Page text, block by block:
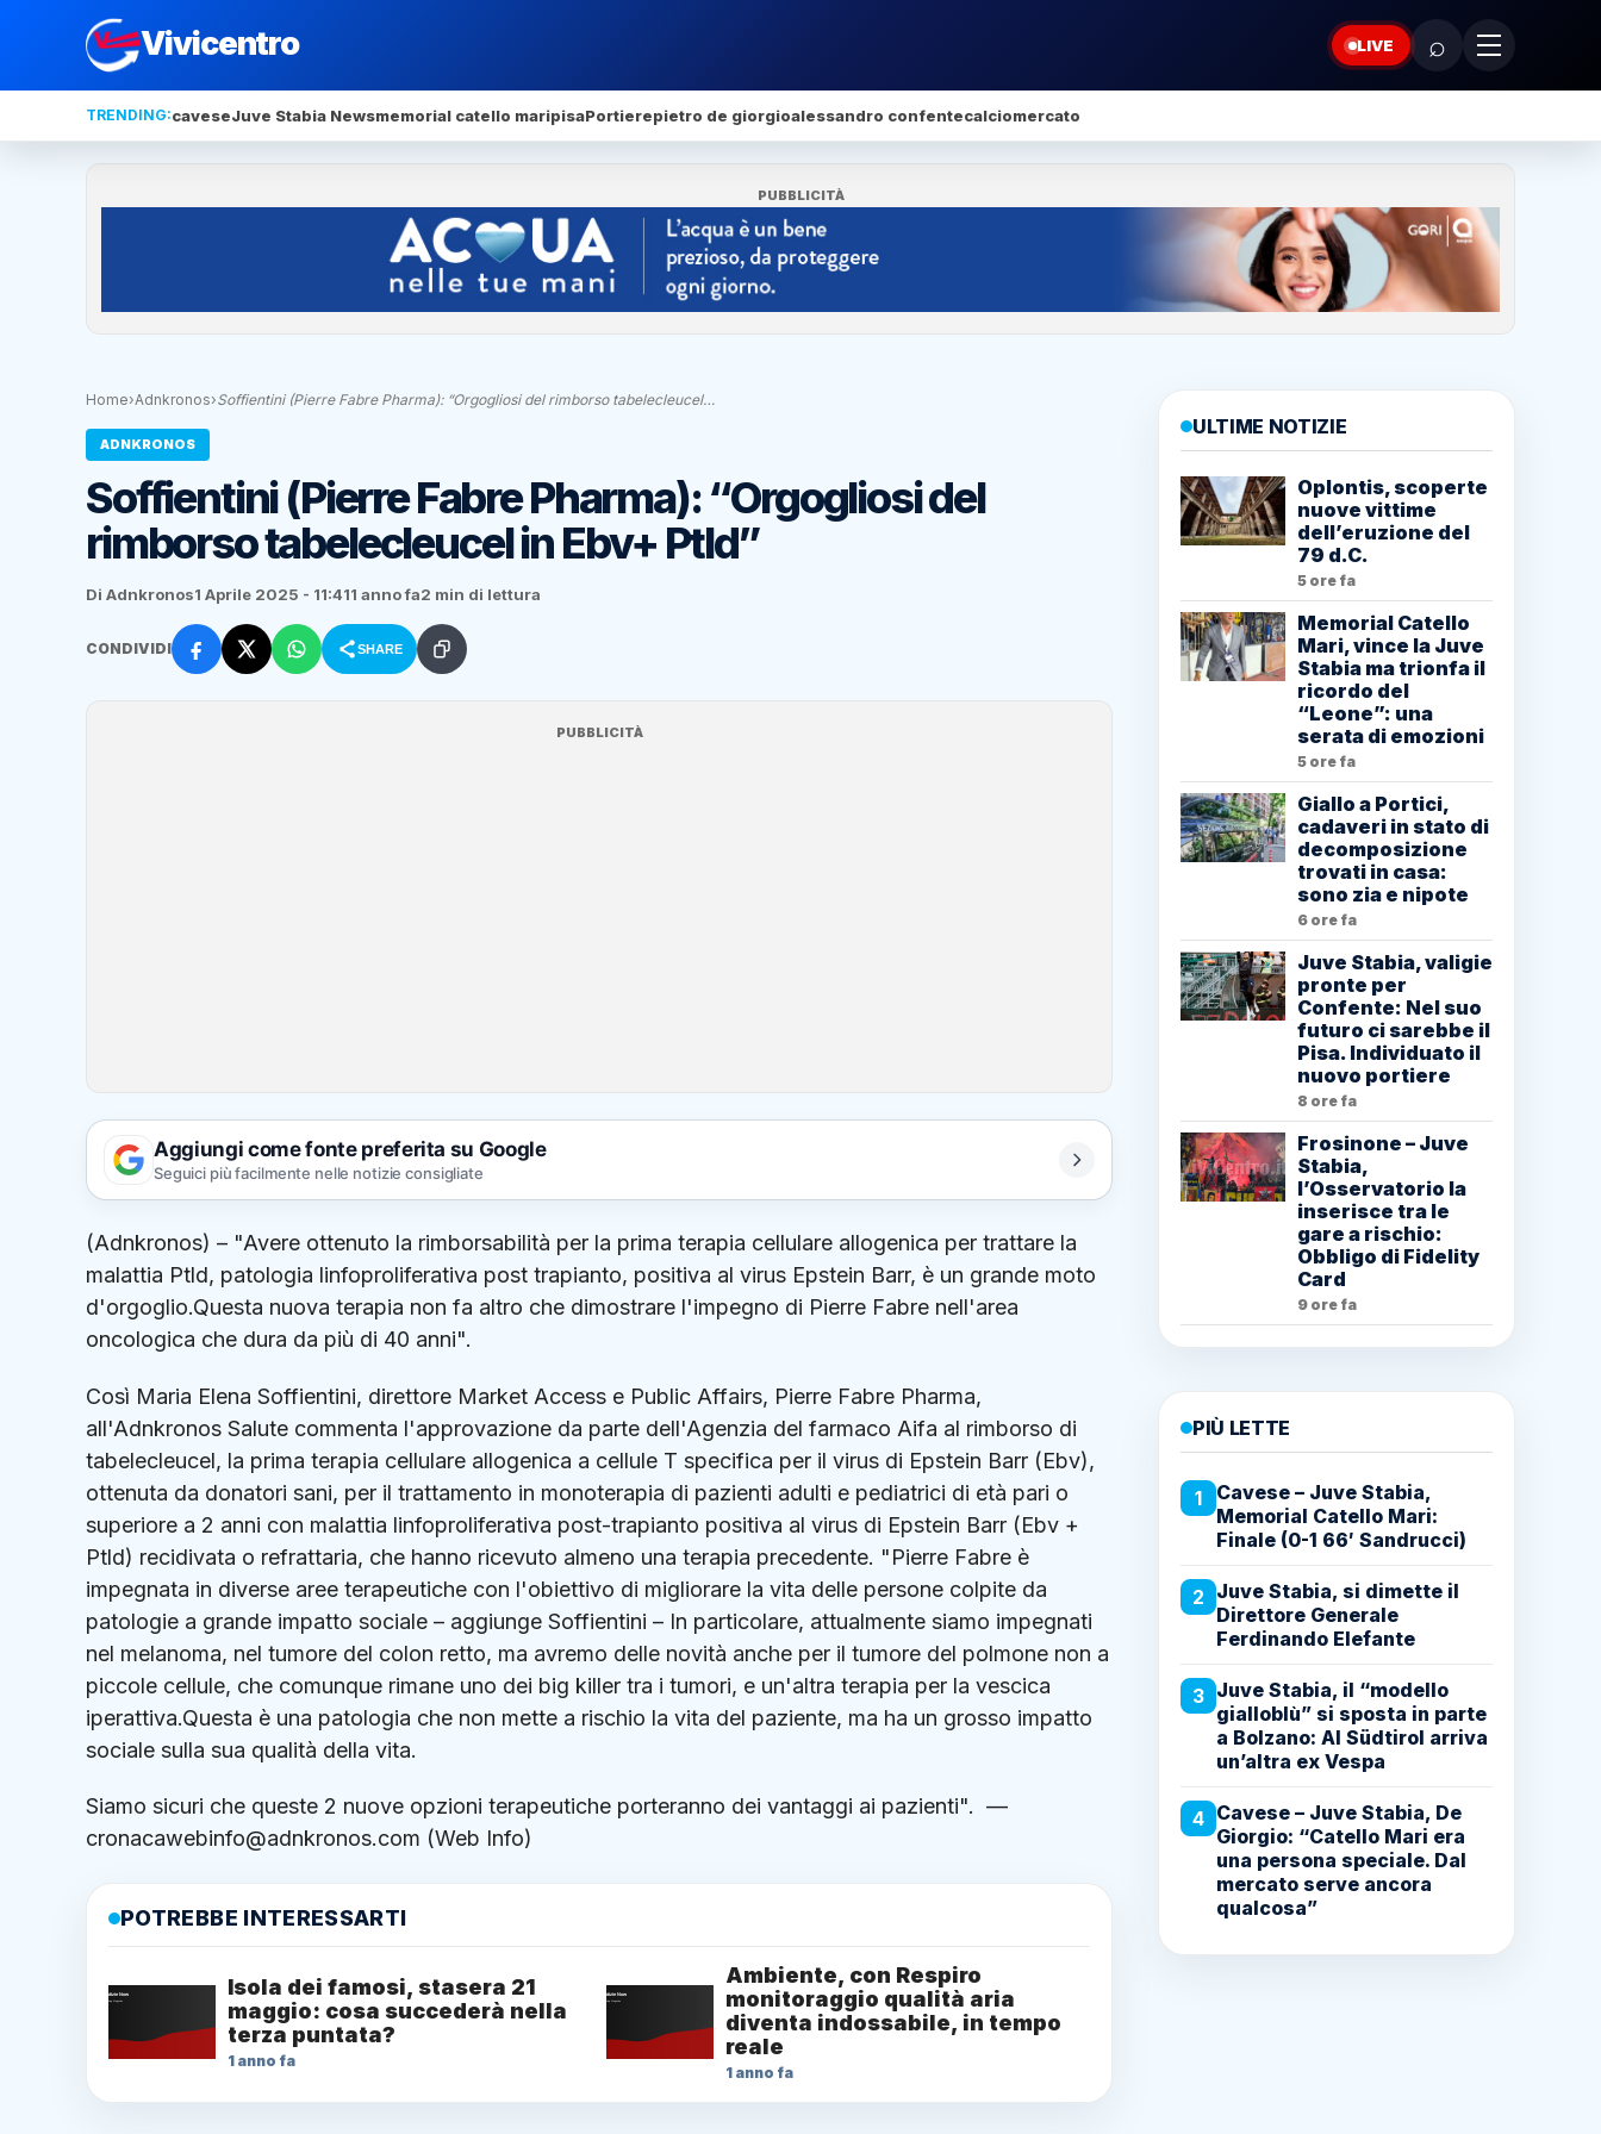
Vivicentro LIVE ⌕
TRENDING:caveseJuve Stabia Newsmemorial catello maripisaPortierepietro de giorgioalessandro confentecalciomercato
PUBBLICITÀ
Home›Adnkronos›Soffientini (Pierre Fabre Pharma): “Orgogliosi del rimborso tabelecleucel…
ADNKRONOS
Soffientini (Pierre Fabre Pharma): “Orgogliosi del
rimborso tabelecleucel in Ebv+ Ptld”
Di Adnkronos1 Aprile 2025 - 11:411 anno fa2 min di lettura
CONDIVIDI SHARE
PUBBLICITÀ
Aggiungi come fonte preferita su Google
Seguici più facilmente nelle notizie consigliate
(Adnkronos) – "Avere ottenuto la rimborsabilità per la prima terapia cellulare allogenica per trattare la
malattia Ptld, patologia linfoproliferativa post trapianto, positiva al virus Epstein Barr, è un grande moto
d'orgoglio.Questa nuova terapia non fa altro che dimostrare l'impegno di Pierre Fabre nell'area
oncologica che dura da più di 40 anni".
Così Maria Elena Soffientini, direttore Market Access e Public Affairs, Pierre Fabre Pharma,
all'Adnkronos Salute commenta l'approvazione da parte dell'Agenzia del farmaco Aifa al rimborso di
tabelecleucel, la prima terapia cellulare allogenica a cellule T specifica per il virus di Epstein Barr (Ebv),
ottenuta da donatori sani, per il trattamento in monoterapia di pazienti adulti e pediatrici di età pari o
superiore a 2 anni con malattia linfoproliferativa post-trapianto positiva al virus di Epstein Barr (Ebv +
Ptld) recidivata o refrattaria, che hanno ricevuto almeno una terapia precedente. "Pierre Fabre è
impegnata in diverse aree terapeutiche con l'obiettivo di migliorare la vita delle persone colpite da
patologie a grande impatto sociale – aggiunge Soffientini – In particolare, attualmente siamo impegnati
nel melanoma, nel tumore del colon retto, ma avremo delle novità anche per il tumore del polmone non a
piccole cellule, che comunque rimane uno dei big killer tra i tumori, e un'altra terapia per la vescica
iperattiva.Questa è una patologia che non mette a rischio la vita del paziente, ma ha un grosso impatto
sociale sulla sua qualità della vita.
Siamo sicuri che queste 2 nuove opzioni terapeutiche porteranno dei vantaggi ai pazienti". —
cronacawebinfo@adnkronos.com (Web Info)
POTREBBE INTERESSARTI
Isola dei famosi, stasera 21
maggio: cosa succederà nella
terza puntata?
1 anno fa
Ambiente, con Respiro
monitoraggio qualità aria
diventa indossabile, in tempo
reale
1 anno fa
ULTIME NOTIZIE
Oplontis, scoperte
nuove vittime
dell’eruzione del
79 d.C.
5 ore fa
Memorial Catello
Mari, vince la Juve
Stabia ma trionfa il
ricordo del
“Leone”: una
serata di emozioni
5 ore fa
Giallo a Portici,
cadaveri in stato di
decomposizione
trovati in casa:
sono zia e nipote
6 ore fa
Juve Stabia, valigie
pronte per
Confente: Nel suo
futuro ci sarebbe il
Pisa. Individuato il
nuovo portiere
8 ore fa
Frosinone – Juve
Stabia,
l’Osservatorio la
inserisce tra le
gare a rischio:
Obbligo di Fidelity
Card
9 ore fa
PIÙ LETTE
1
Cavese – Juve Stabia,
Memorial Catello Mari:
Finale (0-1 66′ Sandrucci)
2 Juve Stabia, si dimette il
Direttore Generale
Ferdinando Elefante
3 Juve Stabia, il “modello
gialloblù” si sposta in parte
a Bolzano: Al Südtirol arriva
un’altra ex Vespa
4 Cavese – Juve Stabia, De
Giorgio: “Catello Mari era
una persona speciale. Dal
mercato serve ancora
qualcosa”